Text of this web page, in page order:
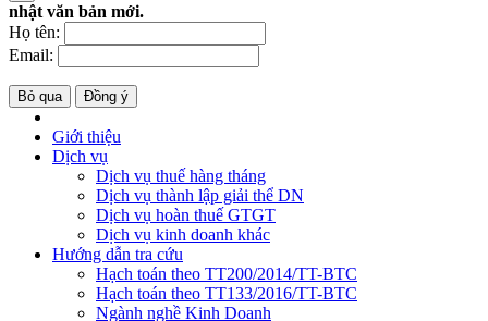
nhật văn bản mới.
Họ tên:
Email:
Bỏ qua Đồng ý
Giới thiệu
Dịch vụ
Dịch vụ thuế hàng tháng
Dịch vụ thành lập giải thể DN
Dịch vụ hoàn thuế GTGT
Dịch vụ kinh doanh khác
Hướng dẫn tra cứu
Hạch toán theo TT200/2014/TT-BTC
Hạch toán theo TT133/2016/TT-BTC
Ngành nghề Kinh Doanh